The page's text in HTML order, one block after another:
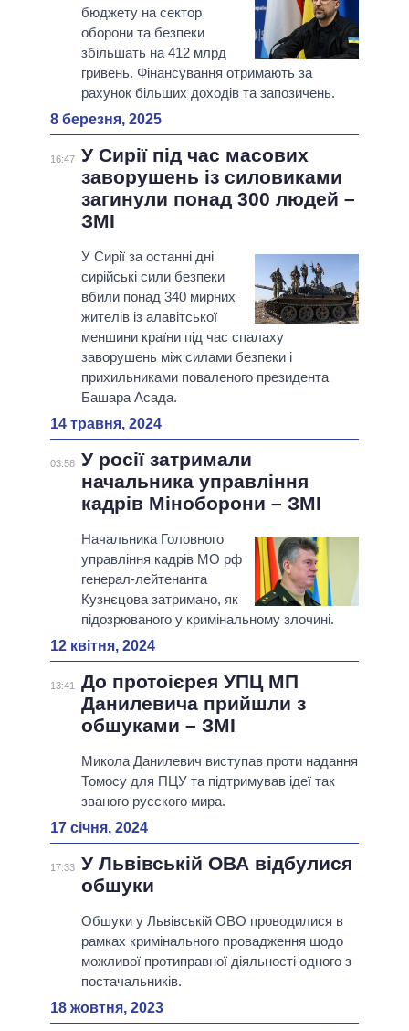
бюджету на сектор
оборони та безпеки
збільшать на 412 млрд
гривень. Фінансування отримають за
рахунок більших доходів та запозичень.
8 березня, 2025
16:47 У Сирії під час масових
заворушень із силовиками
загинули понад 300 людей –
ЗМІ
У Сирії за останні дні
сирійські сили безпеки
вбили понад 340 мирних
жителів із алавітської
меншини країни під час спалаху
заворушень між силами безпеки і
прихильниками поваленого президента
Башара Асада.
14 травня, 2024
03:58 У росії затримали
начальника управління
кадрів Міноборони – ЗМІ
Начальника Головного
управління кадрів МО рф
генерал-лейтенанта
Кузнєцова затримано, як
підозрюваного у кримінальному злочині.
12 квітня, 2024
13:41
До протоієрея УПЦ МП
Данилевича прийшли з
обшуками – ЗМІ
Микола Данилевич виступав проти надання
Томосу для ПЦУ та підтримував ідеї так
званого русского мира.
17 січня, 2024
17:33 У Львівській ОВА відбулися
обшуки
Обшуки у Львівській ОВО проводилися в
рамках кримінального провадження щодо
можливої протиправної діяльності одного з
постачальників.
18 жовтня, 2023